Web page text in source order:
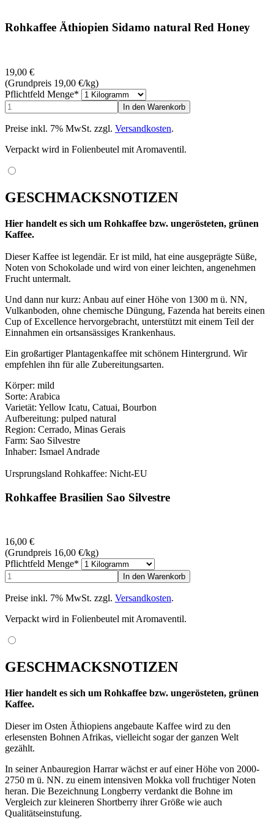
Rohkaffee Äthiopien Sidamo natural Red Honey
19,00 €
(Grundpreis 19,00 €/kg)
Pflichtfeld Menge*
Preise inkl. 7% MwSt. zzgl. Versandkosten.
Verpackt wird in Folienbeutel mit Aromaventil.
GESCHMACKSNOTIZEN
Hier handelt es sich um Rohkaffee bzw. ungerösteten, grünen
Kaffee.
Dieser Kaffee ist legendär. Er ist mild, hat eine ausgeprägte Süße,
Noten von Schokolade und wird von einer leichten, angenehmen
Frucht untermalt.
Und dann nur kurz: Anbau auf einer Höhe von 1300 m ü. NN,
Vulkanboden, ohne chemische Düngung, Fazenda hat bereits einen
Cup of Excellence hervorgebracht, unterstützt mit einem Teil der
Einnahmen ein ortsansässiges Krankenhaus.
Ein großartiger Plantagenkaffee mit schönem Hintergrund. Wir
empfehlen ihn für alle Zubereitungsarten.
Körper: mild
Sorte: Arabica
Varietät: Yellow Icatu, Catuai, Bourbon
Aufbereitung: pulped natural
Region: Cerrado, Minas Gerais
Farm: Sao Silvestre
Inhaber: Ismael Andrade
Ursprungsland Rohkaffee: Nicht-EU
Rohkaffee Brasilien Sao Silvestre
16,00 €
(Grundpreis 16,00 €/kg)
Pflichtfeld Menge*
Preise inkl. 7% MwSt. zzgl. Versandkosten.
Verpackt wird in Folienbeutel mit Aromaventil.
GESCHMACKSNOTIZEN
Hier handelt es sich um Rohkaffee bzw. ungerösteten, grünen
Kaffee.
Dieser im Osten Äthiopiens angebaute Kaffee wird zu den
erlesensten Bohnen Afrikas, vielleicht sogar der ganzen Welt
gezählt.
In seiner Anbauregion Harrar wächst er auf einer Höhe von 2000-
2750 m ü. NN. zu einem intensiven Mokka voll fruchtiger Noten
heran. Die Bezeichnung Longberry verdankt die Bohne im
Vergleich zur kleineren Shortberry ihrer Größe wie auch
Qualitätseinstufung.